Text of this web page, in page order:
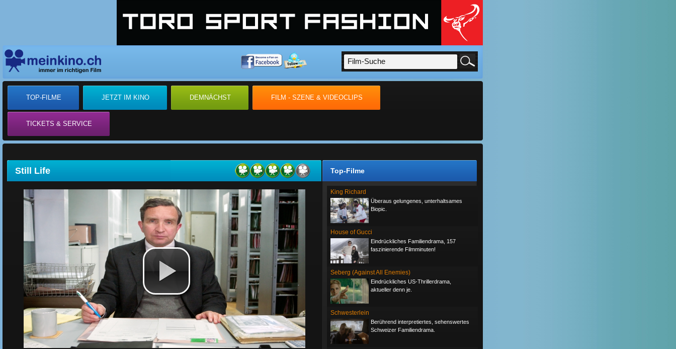
TOP-FILME JETZT IM KINO DEMNÄCHST FILM - SZENE & VIDEOCLIPS
TICKETS & SERVICE
Top-Filme
King Richard
Überaus gelungenes, unterhaltsames
Biopic.
House of Gucci
Eindrückliches Familiendrama, 157
faszinierende Filmminuten!
Seberg (Against All Enemies)
Eindrückliches US-Thrillerdrama,
aktueller denn je.
Schwesterlein
Berührend interpretiertes, sehenswertes
Schweizer Familiendrama.
Still Life